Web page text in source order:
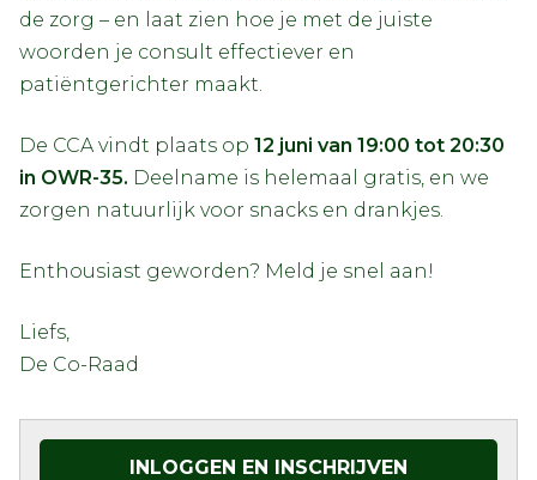
de zorg – en laat zien hoe je met de juiste
woorden je consult effectiever en
patiëntgerichter maakt.
De CCA vindt plaats op 12 juni van 19:00 tot 20:30
in OWR-35. Deelname is helemaal gratis, en we
zorgen natuurlijk voor snacks en drankjes.
Enthousiast geworden? Meld je snel aan!
Liefs,
De Co-Raad
INLOGGEN EN INSCHRIJVEN